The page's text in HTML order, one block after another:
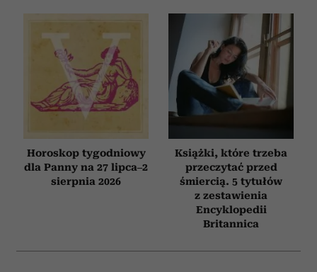
Horoskop tygodniowy
dla Panny na 27 lipca–2
sierpnia 2026
Książki, które trzeba
przeczytać przed
śmiercią. 5 tytułów
z zestawienia
Encyklopedii
Britannica